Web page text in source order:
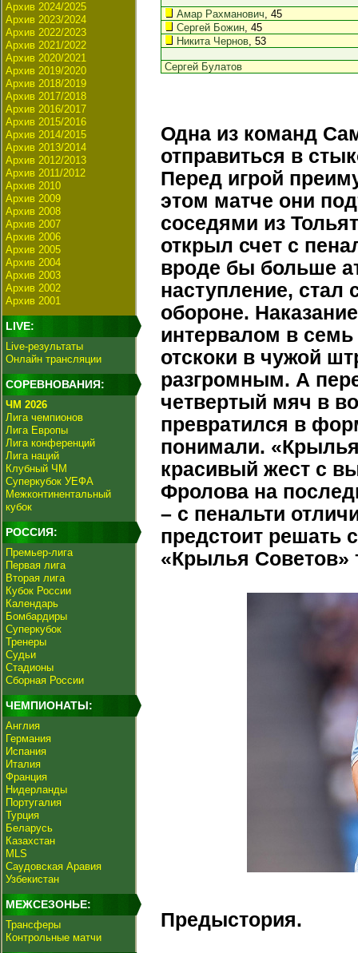
Архив 2024/2025
Архив 2023/2024
Архив 2022/2023
Архив 2021/2022
Архив 2020/2021
Архив 2019/2020
Архив 2018/2019
Архив 2017/2018
Архив 2016/2017
Архив 2015/2016
Архив 2014/2015
Архив 2013/2014
Архив 2012/2013
Архив 2011/2012
Архив 2010
Архив 2009
Архив 2008
Архив 2007
Архив 2006
Архив 2005
Архив 2004
Архив 2003
Архив 2002
Архив 2001
LIVE:
Live-результаты
Онлайн трансляции
СОРЕВНОВАНИЯ:
ЧМ 2026
Лига чемпионов
Лига Европы
Лига конференций
Лига наций
Клубный ЧМ
Суперкубок УЕФА
Межконтинентальный
кубок
РОССИЯ:
Премьер-лига
Первая лига
Вторая лига
Кубок России
Календарь
Бомбардиры
Суперкубок
Тренеры
Судьи
Стадионы
Сборная России
ЧЕМПИОНАТЫ:
Англия
Германия
Испания
Италия
Франция
Нидерланды
Португалия
Турция
Беларусь
Казахстан
MLS
Саудовская Аравия
Узбекистан
МЕЖСЕЗОНЬЕ:
Трансферы
Контрольные матчи
Амар Рахманович, 45
Сергей Божин, 45
Никита Чернов, 53
Сергей Булатов
Одна из команд
отправиться в
Перед игрой
этом матче они
соседями из
открыл счет с
вроде бы больше
наступление, стал
обороне.
интервалом в
отскоки в чужой
разгромным. А
четвертый мяч в
превратился в
понимали.
красивый жест с
Фролова на
– с пенальти
предстоит решать
«Крылья Советов»
Предыстория.